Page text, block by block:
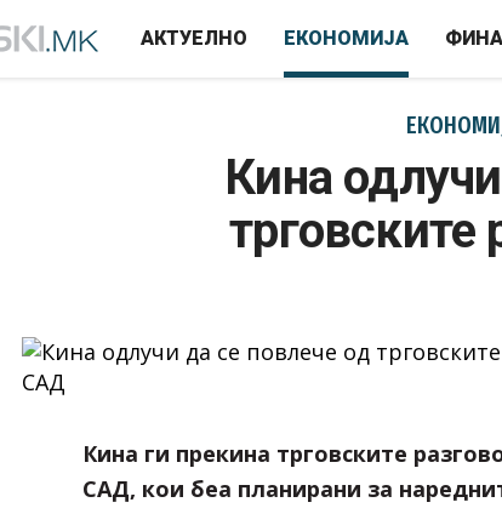
АКТУЕЛНО ЕКОНОМИЈА
Кина
трговските
Кина ги прекина трговските
САД, кои беа планирани за